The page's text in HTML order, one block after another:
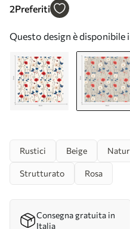
sfondo grigio chiaro Nr.
2Preferiti
Questo design è disponibile
Rustici Beige
Strutturato Rosa
Consegna gratuita in
Italia